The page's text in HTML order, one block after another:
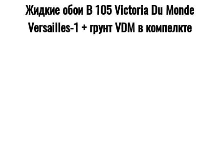
Жидкие обои В 105 Victoria Du Monde
Versailles-1 + грунт VDM в компелкте